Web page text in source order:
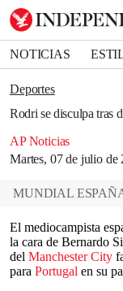
NOTICIAS
DEPORTES
Deportes
Rodri se disculpa tras
AP Noticias
Martes, 07 de julio
Bookmark
Removed from
Close popover
MUNDIAL
El mediocampista
la cara de Bernardo
del Manchester City
para Portugal en su